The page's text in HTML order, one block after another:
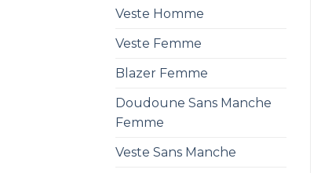
Veste Homme
Veste Femme
Blazer Femme
Doudoune Sans Manche
Femme
Veste Sans Manche